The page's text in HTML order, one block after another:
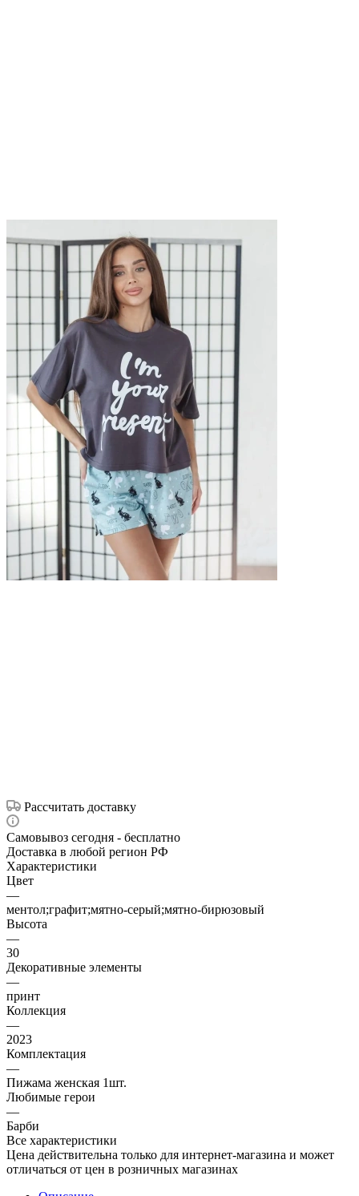
Рассчитать доставку
Самовывоз сегодня - бесплатно
Доставка в любой регион РФ
Характеристики
Цвет
—
ментол;графит;мятно-серый;мятно-бирюзовый
Высота
—
30
Декоративные элементы
—
принт
Коллекция
—
2023
Комплектация
—
Пижама женская 1шт.
Любимые герои
—
Барби
Все характеристики
Цена действительна только для интернет-магазина и может
отличаться от цен в розничных магазинах